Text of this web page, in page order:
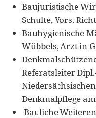
Baujuristische
Schulte, Vors.
Bauhygienische
Wübbels, Arzt in
Referatsleiter
Denkmalpflege
Bauliche